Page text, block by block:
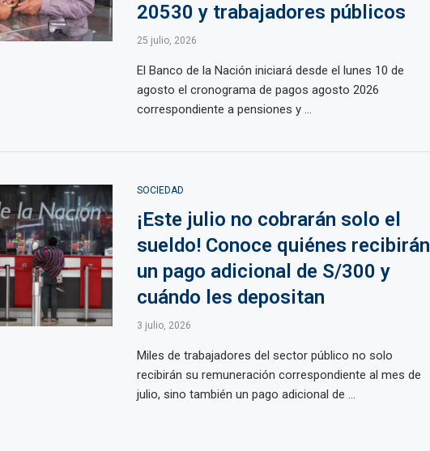
20530 y trabajadores públicos
25 julio, 2026
El Banco de la Nación iniciará desde el lunes 10 de
agosto el cronograma de pagos agosto 2026
correspondiente a pensiones y ...
SOCIEDAD
¡Este julio no cobrarán solo el
sueldo! Conoce quiénes recibirán
un pago adicional de S/300 y
cuándo les depositan
3 julio, 2026
Miles de trabajadores del sector público no solo
recibirán su remuneración correspondiente al mes de
julio, sino también un pago adicional de ...